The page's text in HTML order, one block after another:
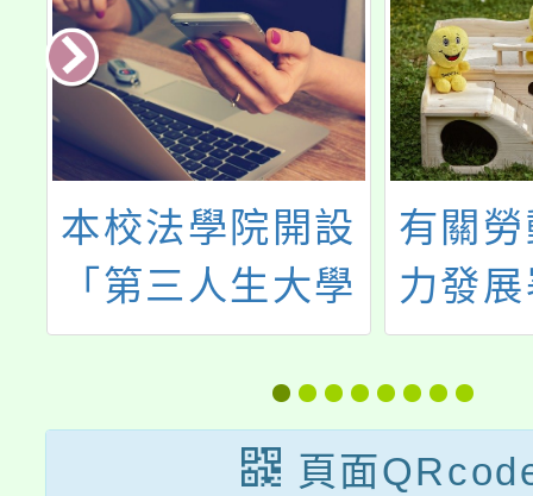
有關勞動部勞動
力發展署（下稱
勞發署）轉知台
灣就業通名稱遭
詐騙訊息冒用一
社團
別平
邀請
參與
所：
頁面